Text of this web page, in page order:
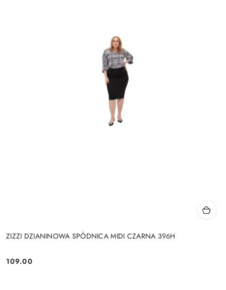
ZIZZI DZIANINOWA SPÓDNICA MIDI CZARNA 396H
Cena:
109.00